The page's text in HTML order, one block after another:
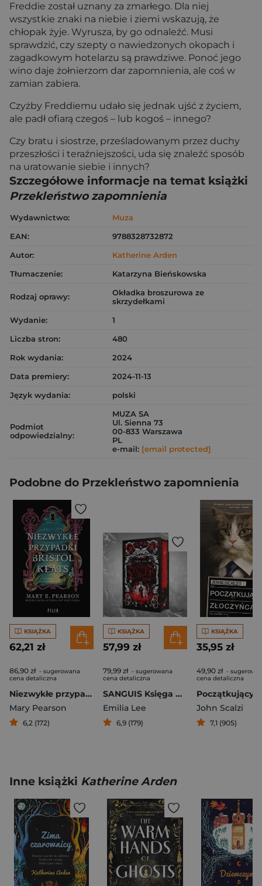
Freddie został uznany za zmarłego. Dla niej
wszystkie znaki na niebie i ziemi wskazują, że
chłopak żyje. Wyrusza, by go odnaleźć. Musi
sprawdzić, czy szepty o nawiedzonych okopach i
zagadkowym hotelarzu są prawdziwe. Ponoć jego
wino daje żołnierzom dar zapomnienia, ale coś w
zamian zabiera.
Czyżby Freddiemu udało się jednak ujść z życiem,
ale padł ofiarą czegoś – lub kogoś – innego?
Czy bratu i siostrze, prześladowanym przez duchy
przeszłości i teraźniejszości, uda się znaleźć sposób
na uratowanie siebie i innych?
Szczegółowe informacje na temat książki
Przekleństwo zapomnienia
Wydawnictwo:
Muza
EAN:
9788328732872
Autor:
Katherine Arden
Tłumaczenie:
Katarzyna Bieńskowska
Rodzaj oprawy:
Okładka broszurowa ze
skrzydełkami
Wydanie:
1
Liczba stron:
480
Rok wydania:
2024
Data premiery:
2024-11-13
Język wydania:
polski
Podmiot
odpowiedzialny:
MUZA SA
Ul. Sienna 73
00-833 Warszawa
PL
e-mail: [email protected]
Podobne do Przekleństwo zapomnienia
KSIĄŻKA
62,21 zł
86,90 zł - sugerowana
cena detaliczna
Niezwykłe przypadki Bristol Keats
Mary Pearson
6,2 (172)
KSIĄŻKA
57,99 zł
79,99 zł - sugerowana
cena detaliczna
SANGUIS Księga Upadłych Aniołów
Emilia Lee
6,9 (179)
KSIĄŻKA
35,95 zł
49,90 zł -
cena detaliczna
John Scalzi
7,1 (905)
Inne książki Katherine Arden